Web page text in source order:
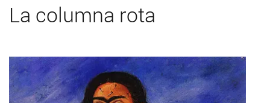
La columna rota